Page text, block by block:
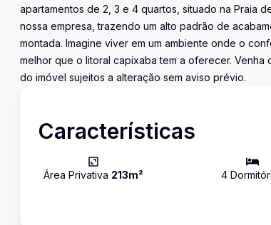
apartamentos de 2, 3 e 4 quartos, situado na Praia
nossa empresa, trazendo um alto padrão de
montada. Imagine viver em um ambiente onde o
melhor que o litoral capixaba tem a oferecer.
do imóvel sujeitos a alteração sem aviso prévio.
Características
Área Privativa 213m² 4